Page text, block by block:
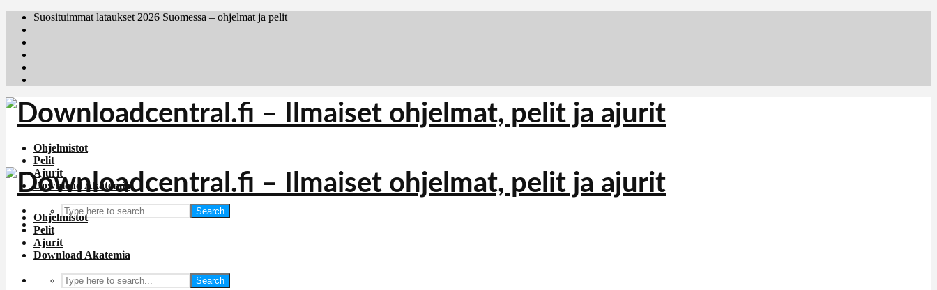
Suosituimmat lataukset 2026 Suomessa – ohjelmat ja pelit
Ohjelmistot
Pelit
Ajurit
Download Akatemia
Search
Ohjelmistot
Pelit
Ajurit
Download Akatemia
Search